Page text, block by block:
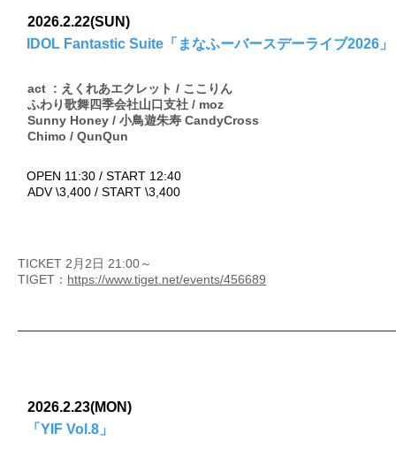
2026.2.22(SUN)
IDOL Fantastic Suite「まなふーバースデーライブ2026」
act : えくれあエクレット / ここりん
ふわり歌舞四季会社山口支社 / moz
Sunny Honey / 小鳥遊朱寿 CandyCross
Chimo / QunQun
OPEN 11:30 / START 12:40
ADV \3,400 / START \3,400
TICKET 2月2日 21:00～
TIGET： https://www.tiget.net/events/456689
2026.2.23(MON)
「YIF Vol.8」